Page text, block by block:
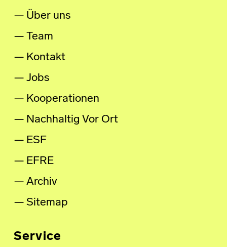
Über uns
Team
Kontakt
Jobs
Kooperationen
Nachhaltig Vor Ort
ESF
EFRE
Archiv
Sitemap
Service